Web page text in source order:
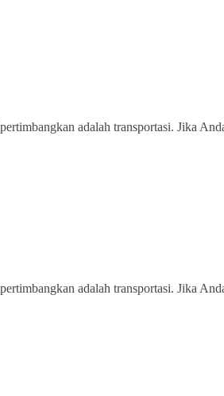
adalah transportasi. Jika
adalah transportasi. Jika